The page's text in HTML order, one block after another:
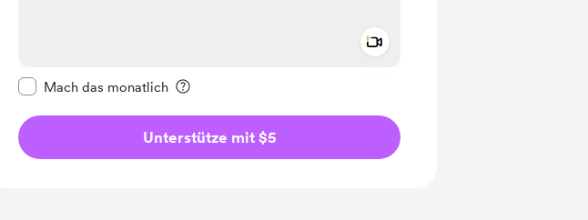
Mach das monatlich
Unterstütze mit $5